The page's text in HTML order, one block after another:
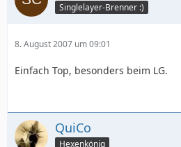
Singlelayer-Brenner :)
8. August 2007 um 09:01
Einfach Top, besonders beim LG.
QuiCo
Hexenkönig